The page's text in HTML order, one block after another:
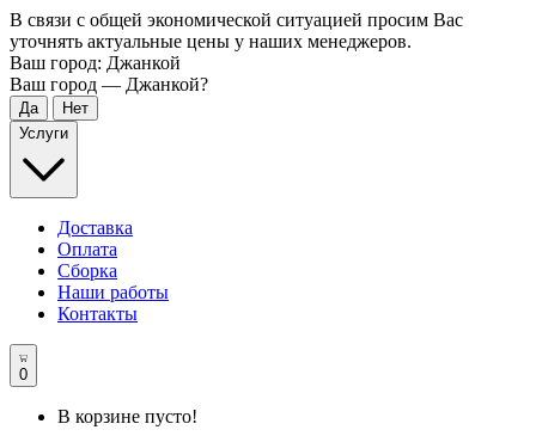
В связи с общей экономической ситуацией просим Вас
уточнять актуальные цены у наших менеджеров.
Ваш город: Джанкой
Ваш город — Джанкой?
Услуги
Доставка
Оплата
Сборка
Наши работы
Контакты
0
В корзине пусто!